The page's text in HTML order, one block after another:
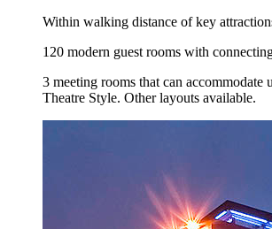
Within walking distance of key
120 modern guest rooms with
3 meeting rooms that can accommodate
Theatre Style. Other layouts available.